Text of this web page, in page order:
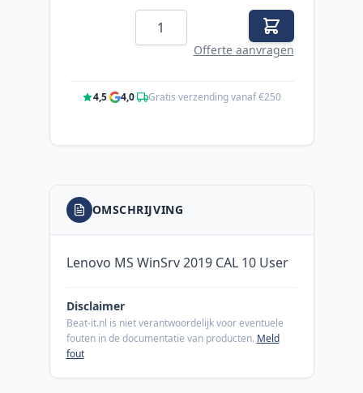
Aantal
Offerte aanvragen
4,5· 4,0· Gratis verzending vanaf €250
OMSCHRIJVING
Lenovo MS WinSrv 2019 CAL 10 User
Disclaimer
Beat-it.nl is niet verantwoordelijk voor eventuele
fouten in de documentatie van producten. Meld
fout